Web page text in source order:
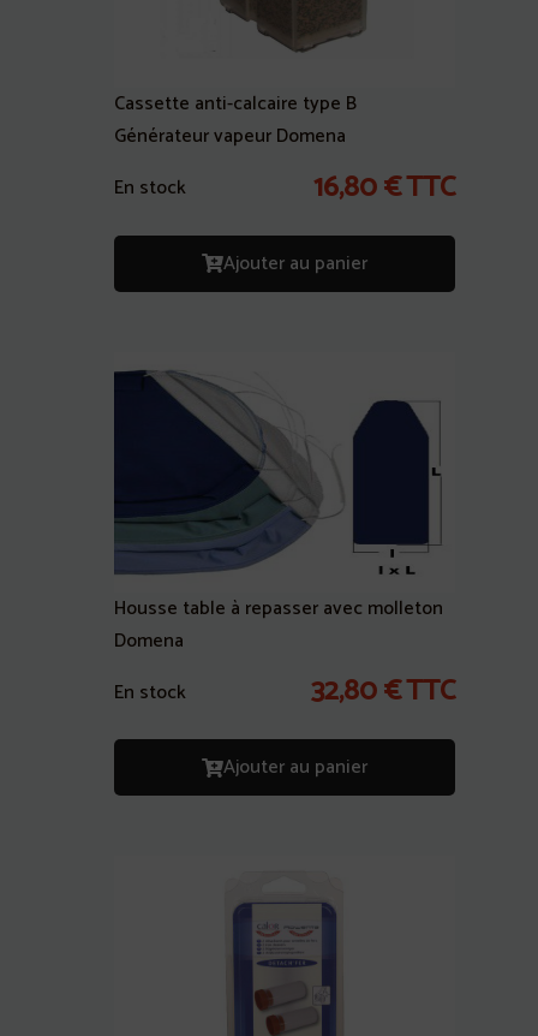
Cassette anti-calcaire type B
Générateur vapeur Domena
En stock
16,80€TTC
Ajouter au panier
Housse table à repasser avec molleton
Domena
En stock
32,80€TTC
Ajouter au panier